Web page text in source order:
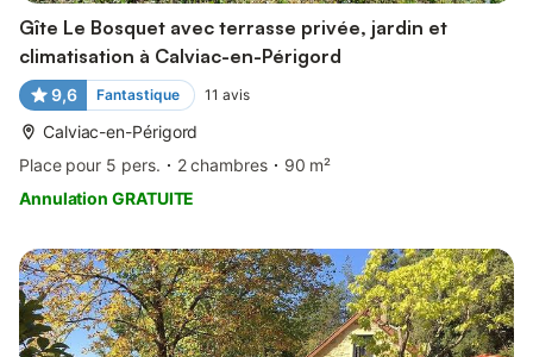
Gîte Le Bosquet avec terrasse privée, jardin et
climatisation à Calviac-en-Périgord
9,6 Fantastique 11 avis
Calviac-en-Périgord
Place pour 5 pers.
2 chambres
90 m²
Annulation GRATUITE